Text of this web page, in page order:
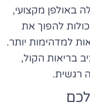
באולפן מקצועי,
להפוך את
למדהימות יותר.
בריאות הקול,
רגשית.